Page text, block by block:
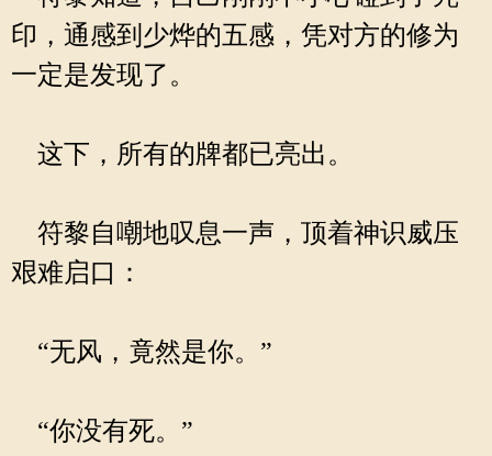
印，通感到少烨的五感，凭对方的修为
一定是发现了。
这下，所有的牌都已亮出。
符黎自嘲地叹息一声，顶着神识威压
艰难启口：
“无风，竟然是你。”
“你没有死。”